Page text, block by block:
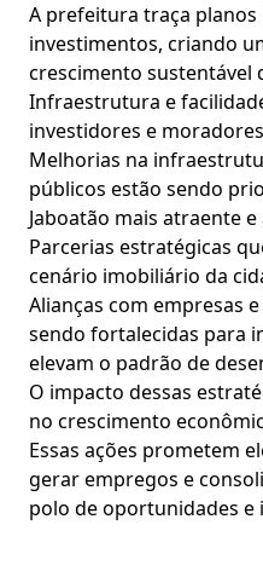
A prefeitura traça
investimentos, criando
crescimento sustentável
Infraestrutura e
investidores e moradores
Melhorias na
públicos estão sendo
Jaboatão mais atraente
Parcerias estratégicas
cenário imobiliário da
Alianças com empresas
sendo fortalecidas para
elevam o padrão de
O impacto dessas
no crescimento
Essas ações prometem
gerar empregos e
polo de oportunidades e